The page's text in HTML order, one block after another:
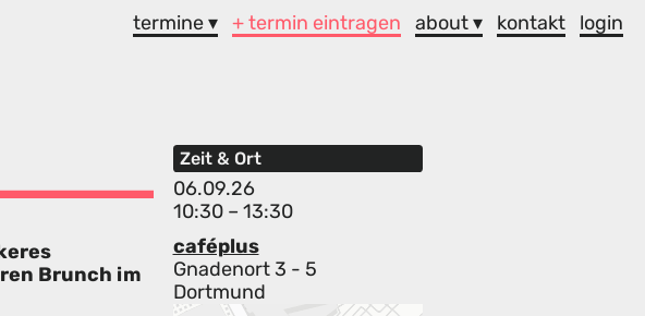
termine ▾ + termin eintragen about ▾ kontakt login
Zeit & Ort
06.09.26
10:30 – 13:30
caféplus
Gnadenort 3 - 5
Dortmund
Brunch im